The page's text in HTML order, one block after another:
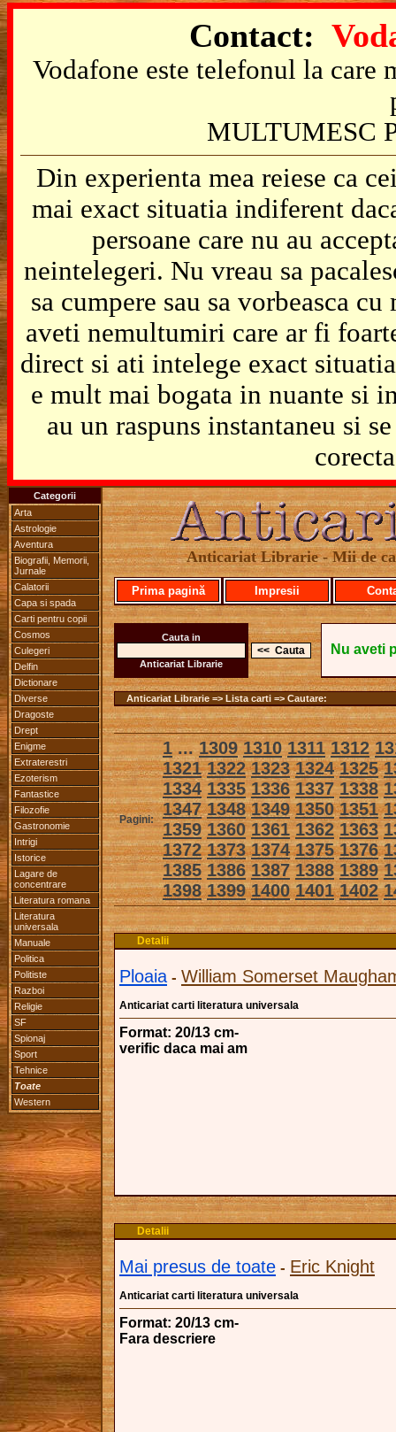
Contact:
Vodafone este telefonul la
MULTUMESC
Din experienta mea reiese ca
mai exact situatia indiferent
persoane care nu au
neintelegeri. Nu vreau sa
sa cumpere sau sa vorbeasca
aveti nemultumiri care ar fi
direct si ati intelege exact
e mult mai bogata in nuante si
au un raspuns instantaneu si
Categorii
Arta
Astrologie
Aventura
Biografii, Memorii,
Jurnale
Calatorii
Capa si spada
Carti pentru copii
Cosmos
Culegeri
Delfin
Dictionare
Diverse
Dragoste
Drept
Enigme
Extraterestri
Ezoterism
Fantastice
Filozofie
Gastronomie
Intrigi
Istorice
Lagare de
concentrare
Literatura romana
Literatura
universala
Manuale
Politica
Politiste
Razboi
Religie
SF
Spionaj
Sport
Tehnice
Toate
Western
Anticariat Librarie - Mii de
Prima pagină Impresii
Cauta in
Anticariat Librarie
Nu aveti
Anticariat Librarie => Lista carti => Cautare:
Pagini:
1...1309 1310 1311 1312
1321 1322 1323 1324 1325
1334 1335 1336 1337 1338
1347 1348 1349 1350 1351
1359 1360 1361 1362 1363
1372 1373 1374 1375 1376
1385 1386 1387 1388 1389
1398 1399 1400 1401 1402
Detalii
Ploaia- William Somerset
Anticariat carti literatura universala
Format: 20/13 cm-
verific daca mai am
Detalii
Mai presus de toate - Eric Knight
Anticariat carti literatura universala
Format: 20/13 cm-
Fara descriere